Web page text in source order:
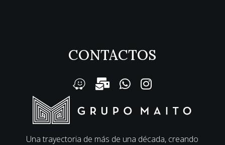
CONTACTOS
Una trayectoria de más de una década, creando